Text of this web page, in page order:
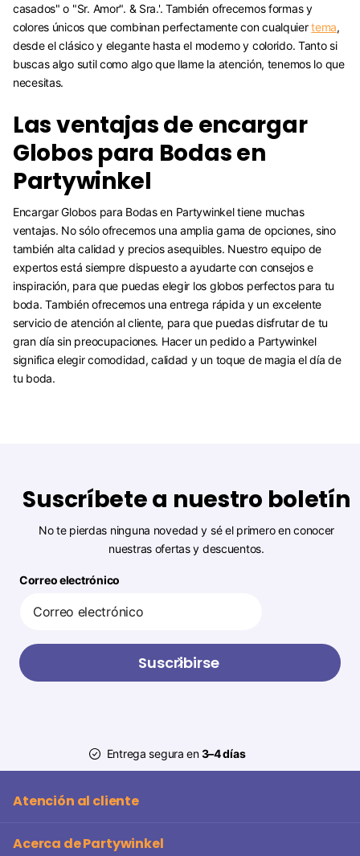
casados" o "Sr. Amor". & Sra.'. También ofrecemos formas y
colores únicos que combinan perfectamente con cualquiertema,
desde el clásico y elegante hasta el moderno y colorido. Tanto si
buscas algo sutil como algo que llame la atención, tenemos lo que
necesitas.
Las ventajas de encargar
Globos para Bodas en
Partywinkel
Encargar Globos para Bodas en Partywinkel tiene muchas
ventajas. No sólo ofrecemos una amplia gama de opciones, sino
también alta calidad y precios asequibles. Nuestro equipo de
expertos está siempre dispuesto a ayudarte con consejos e
inspiración, para que puedas elegir los globos perfectos para tu
boda. También ofrecemos una entrega rápida y un excelente
servicio de atención al cliente, para que puedas disfrutar de tu
gran día sin preocupaciones. Hacer un pedido a Partywinkel
significa elegir comodidad, calidad y un toque de magia el día de
tu boda.
Suscríbete a nuestro boletín
No te pierdas ninguna novedad y sé el primero en conocer
nuestras ofertas y descuentos.
Correo electrónico
Suscribirse
Entrega segura en3–4 días
Atención al cliente
Acerca de Partywinkel